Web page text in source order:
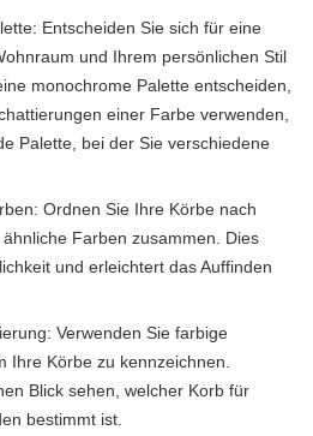
Entscheiden Sie sich für eine
und Ihrem persönlichen Stil
monochrome Palette entscheiden,
einer Farbe verwenden,
Palette, bei der Sie verschiedene
Ordnen Sie Ihre Körbe nach
Farben zusammen. Dies
und erleichtert das Auffinden
Verwenden Sie farbige
Ihre Körbe zu kennzeichnen.
Blick sehen, welcher Korb für
bestimmt ist.